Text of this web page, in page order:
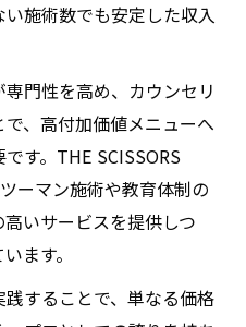
施術数でも安定した収入
門性を高め、カウンセリ
、高付加価値メニューへ
す。THE SCISSORS
ーマン施術や教育体制の
いサービスを提供しつ
ます。
することで、単なる価格